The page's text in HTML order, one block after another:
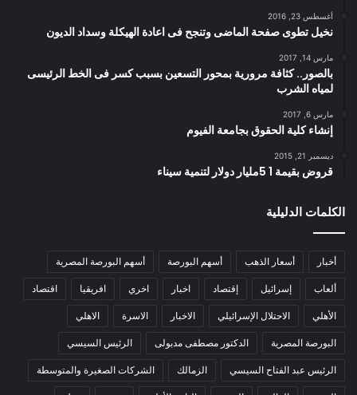
أغسطس 23, 2016
نخيل تطوى صفحة الماضى وتنجح فى اعادة الهيكلة وسداد الديون
مارس 14, 2017
بالصور.. كثافة مرورية بمحور التسعين بسبب كسر فى الخط الرئيسى
لمياه الشرب
مارس 6, 2017
إنشاء كلية الحقوق بجامعة الفيوم
ديسمبر 21, 2015
قروض بقيمة 1 5مليار دولار لتنمية سيناء
الكلمات الدليلية
أخبار أسعار الذهب أسهم البورصة أسهم البورصة المصرية
ألعاب إسرائيل إقتصاد اخبار اخري افريقيا اقتصاد
الأهلي الاحتلال الإسرائيلي الاخبار الاسرة الاهلي
البورصة المصرية الدكتور مصطفى مدبولى الرئيس السيسي
الرئيس عبد الفتاح السيسي الزمالك الشركات الصغيرة والمتوسطة